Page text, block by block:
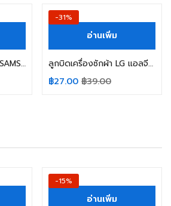
ซีลปั่นแห้งเครื่องซักผ้า SAMSUNG ซัมซุง PANASONIC พานาโซนิค รู 14mm (แบบเกลียว) อะไหล่เครื่องซักผ้า
-31%
อ่านเพิ่ม
ลูกบิดเครื่องซักผ้า LG แอลจี รุ่น 2 ถัง อะไหล่เครื่องซักผ้า
฿27.00 ฿39.00
-15%
อ่านเพิ่ม